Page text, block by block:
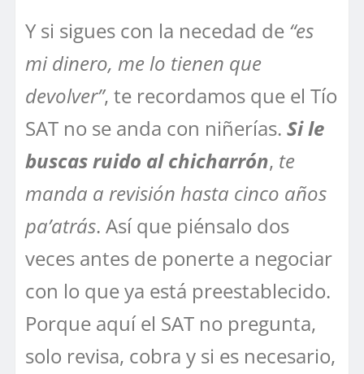
Y si sigues con la necedad de “es
mi dinero, me lo tienen que
devolver”, te recordamos que el Tío
SAT no se anda con niñerías. Si le
buscas ruido al chicharrón, te
manda a revisión hasta cinco años
pa’atrás. Así que piénsalo dos
veces antes de ponerte a negociar
con lo que ya está preestablecido.
Porque aquí el SAT no pregunta,
solo revisa, cobra y si es necesario,